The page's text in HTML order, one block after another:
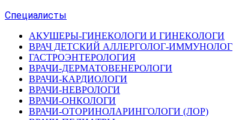
Специалисты
АКУШЕРЫ-ГИНЕКОЛОГИ И ГИНЕКОЛОГИ
ВРАЧ ДЕТСКИЙ АЛЛЕРГОЛОГ-ИММУНОЛОГ
ГАСТРОЭНТЕРОЛОГИЯ
ВРАЧИ-ДЕРМАТОВЕНЕРОЛОГИ
ВРАЧИ-КАРДИОЛОГИ
ВРАЧИ-НЕВРОЛОГИ
ВРАЧИ-ОНКОЛОГИ
ВРАЧИ-ОТОРИНОЛАРИНГОЛОГИ (ЛОР)